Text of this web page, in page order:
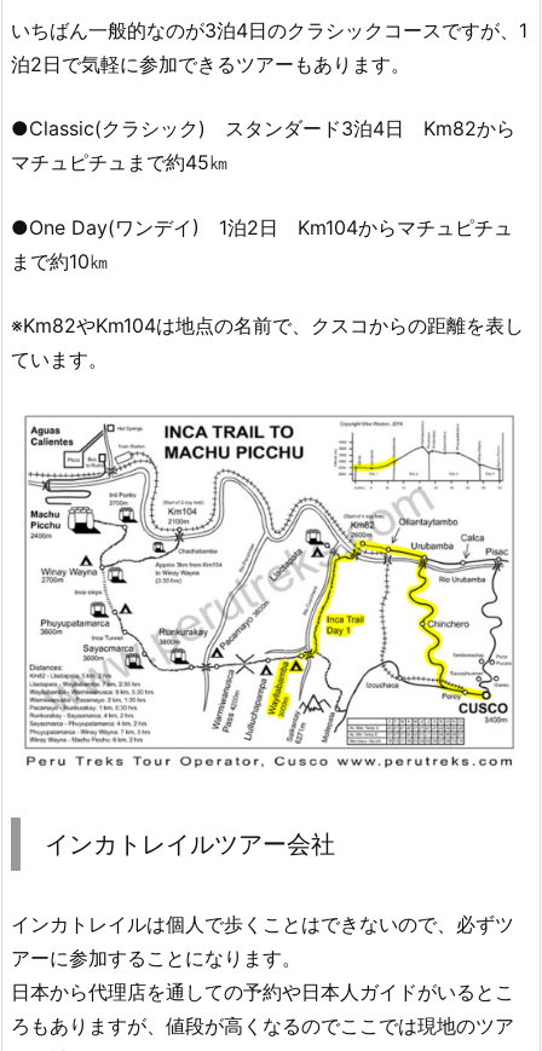
いちばん一般的なのが3泊4日のクラシックコースですが、1
泊2日で気軽に参加できるツアーもあります。
●Classic(クラシック) スタンダード3泊4日 Km82から
マチュピチュまで約45㎞
●One Day(ワンデイ) 1泊2日 Km104からマチュピチュ
まで約10㎞
※Km82やKm104は地点の名前で、クスコからの距離を表し
ています。
インカトレイルツアー会社
インカトレイルは個人で歩くことはできないので、必ずツ
アーに参加することになります。
日本から代理店を通しての予約や日本人ガイドがいるとこ
ろもありますが、値段が高くなるのでここでは現地のツア